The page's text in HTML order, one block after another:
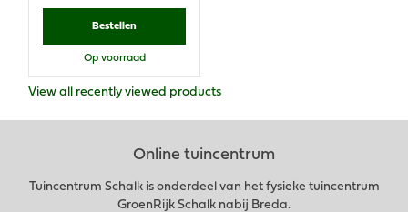
Bestellen
Op voorraad
View all recently viewed products
Online tuincentrum
Tuincentrum Schalk is onderdeel van het fysieke tuincentrum
GroenRijk Schalk nabij Breda.